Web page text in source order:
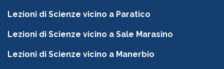
Lezioni di Scienze vicino a Paratico
Lezioni di Scienze vicino a Sale Marasino
Lezioni di Scienze vicino a Manerbio